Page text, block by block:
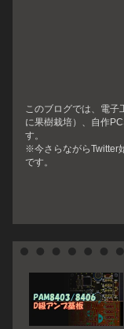
このブログでは、電
に果樹栽培）、自作
す。
※今さらながらTwitter
です。